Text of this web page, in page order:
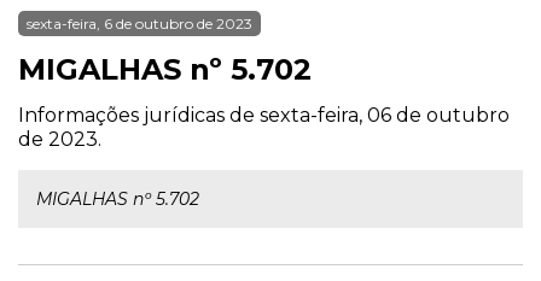
sexta-feira, 6 de outubro de 2023
MIGALHAS nº 5.702
Informações jurídicas de sexta-feira, 06 de outubro
de 2023.
MIGALHAS nº 5.702